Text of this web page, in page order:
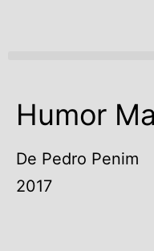
Humor
De Pedro Penim
2017